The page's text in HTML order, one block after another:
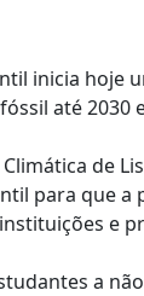
inicia hoje
até 2030
de
para que a
e
a